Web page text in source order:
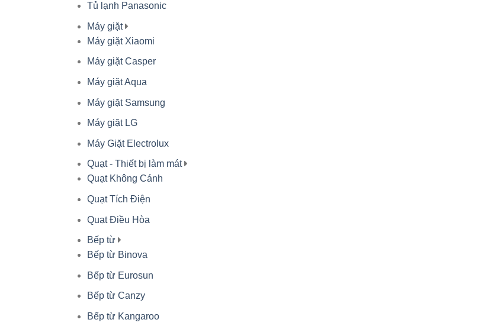
Tủ lạnh Panasonic
Máy giặt
Máy giặt Xiaomi
Máy giặt Casper
Máy giặt Aqua
Máy giặt Samsung
Máy giặt LG
Máy Giặt Electrolux
Quạt - Thiết bị làm mát
Quạt Không Cánh
Quạt Tích Điện
Quạt Điều Hòa
Bếp từ
Bếp từ Binova
Bếp từ Eurosun
Bếp từ Canzy
Bếp từ Kangaroo